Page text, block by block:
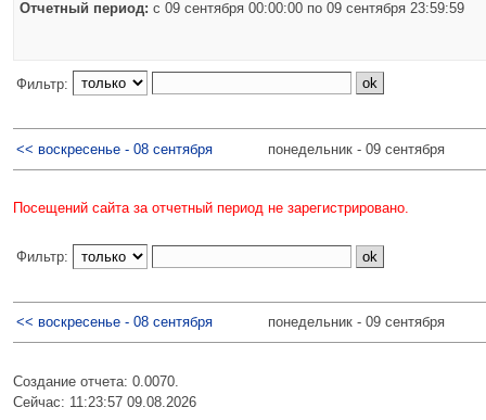
Отчетный период: c 09 сентября 00:00:00 по 09 сентября 23:59:59
Фильтр:
<< воскресенье - 08 сентября понедельник - 09 сентября
Посещений сайта за отчетный период не зарегистрировано.
Фильтр:
<< воскресенье - 08 сентября понедельник - 09 сентября
Создание отчета: 0.0070.
Сейчас: 11:23:57 09.08.2026